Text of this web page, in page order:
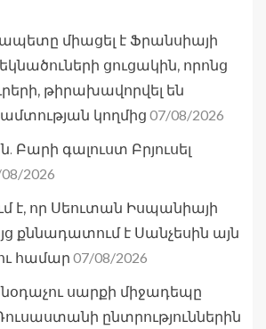
միացել է Ֆրանսիայի
ցուցակին, որոնց
թիրախավորվել են
կողմից 07/08/2026
Բարի գալուստ Բրյուսել
2026
է, որ Սեուտան Իսպանիայի
քննադատում է Սանչեսին այն
համար 07/08/2026
սարքի միջադեպը
ընտրություններին